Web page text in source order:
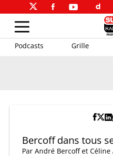
Podcasts Grille
Bercoff dans tous
Par André Bercoff et Céline